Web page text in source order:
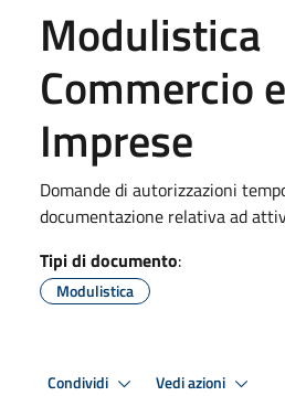
Modulistica
Commercio
Imprese
Domande di autorizzazioni
documentazione relativa ad
Tipi di documento:
Modulistica
Condividi Vedi azioni